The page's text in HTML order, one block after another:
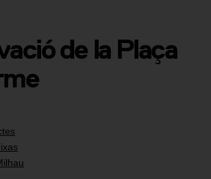
de la Plaça